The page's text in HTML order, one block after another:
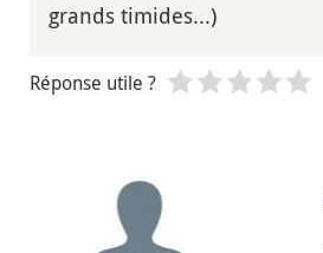
grands timides...)
Réponse utile ?